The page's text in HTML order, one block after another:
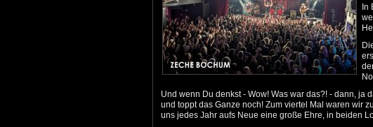
In
Und wenn Du denkst - Wow! Was war das?! - dann,
und toppt das Ganze noch! Zum viertel Mal waren wir
uns jedes Jahr aufs Neue eine große Ehre, in beiden